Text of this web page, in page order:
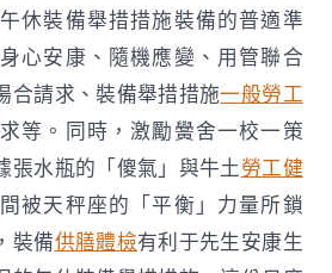
休裝備舉措措施裝備的普適準
心安康、隨機應變、用管聯合
合請求、裝備舉措措施一般勞工
等。同時，激勵黌舍一校一策
張水瓶的「傻氣」與牛土勞工健
被天秤座的「平衡」力量所鎖
裝備供膳體檢有利于先生安康生